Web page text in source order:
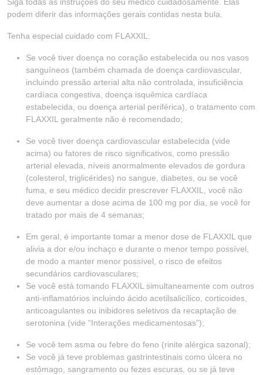
podem diferir das informações gerais contidas nesta bula.
Tenha especial cuidado com FLAXXIL:
Se você tiver doença no coração estabelecida ou nos vasos
sanguíneos (também chamada de doença cardiovascular,
incluindo pressão arterial alta não controlada, insuficiência
cardíaca congestiva, doença isquêmica cardíaca
estabelecida, ou doença arterial periférica), o tratamento com
FLAXXIL geralmente não é recomendado;
Se você tiver doença cardiovascular estabelecida (vide
acima) ou fatores de risco significativos, como pressão
arterial elevada, níveis anormalmente elevados de gordura
(colesterol, triglicérides) no sangue, diabetes, ou se você
fuma, e seu médico decidir prescrever FLAXXIL, você não
deve aumentar a dose acima de 100 mg por dia, se você for
tratado por mais de 4 semanas;
Em geral, é importante tomar a menor dose de FLAXXIL que
alivia a dor e/ou inchaço e durante o menor tempo possível,
de modo a manter menor possível, o risco de efeitos
secundários cardiovasculares;
Se você está tomando FLAXXIL simultaneamente com outros
anti-inflamatórios incluindo ácido acetilsalicílico, corticoides,
anticoagulantes ou inibidores seletivos da recaptação de
serotonina (vide “Interações medicamentosas”);
Se você tem asma ou febre do feno (rinite alérgica sazonal);
Se você já teve problemas gastrintestinais como úlcera no
estômago, sangramento ou fezes escuras, ou se já teve